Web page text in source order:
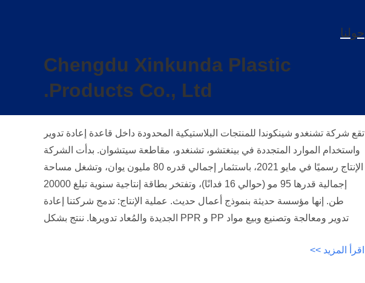
حولنا
Chengdu Xinkunda Plastic
Products Co., Ltd.
تقع شركة تشنغدو شينكوندا للمنتجات البلاستيكية المحدودة داخل قاعدة إعادة تدوير
واستخدام الموارد المتجددة في بينغتشو، تشنغدو، مقاطعة سيتشوان. بدأت الشركة
الإنتاج رسميًا في مايو 2021، باستثمار إجمالي قدره 80 مليون يوان، وتشغل مساحة
إجمالية قدرها 95 مو (حوالي 16 فدانًا)، وتفتخر بطاقة إنتاجية سنوية تبلغ 20000
طن. إنها مؤسسة حديثة بنموذج أعمال حديث. عملية الإنتاج: تدمج شركتنا إعادة
تدوير ومعالجة وتصنيع وبيع مواد PP و PPR الجديدة والمُعاد تدويرها. ننتج بشكل
اقرأ المزيد >>